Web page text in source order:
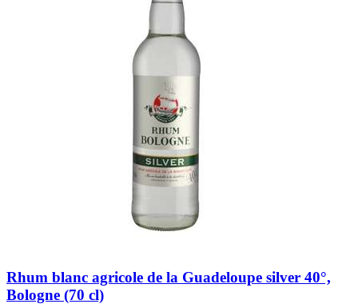
Rhum blanc agricole de la Guadeloupe silver 40°,
Bologne (70 cl)